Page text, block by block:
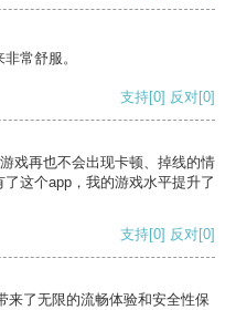
常舒服。
支持[0] 反对[0]
戏再也不会出现卡顿、掉线的情
这个app，我的游戏水平提升了
支持[0] 反对[0]
来了无限的流畅体验和安全性保